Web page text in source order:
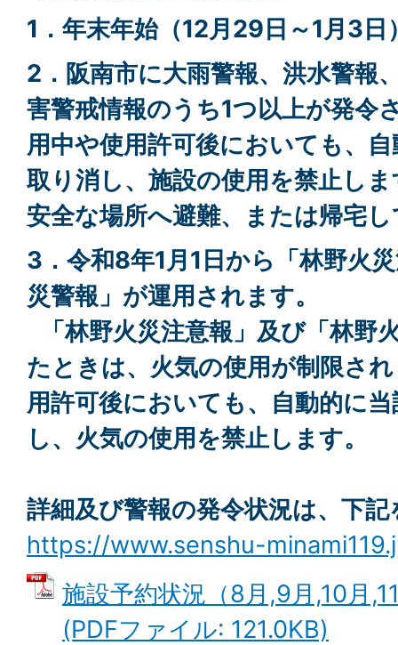
1．年末年始（12月29日～1月3
2．阪南市に大雨警報、洪水警報
害警戒情報のうち1つ以上が発令
用中や使用許可後においても、
取り消し、施設の使用を禁止し
安全な場所へ避難、または帰宅
3．令和8年1月1日から「林野火
災警報」が運用されます。
「林野火災注意報」及び「林野
たときは、 火気の使用が制限さ
用許可後においても、自動的に
し、火気の使用を禁止します。
詳細及び警報の発令状況は、下
https://www.senshu-
施設予約状況（8月,9月,10月
(PDFファイル: 121.0KB)